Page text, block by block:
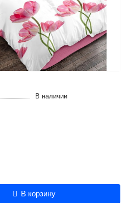
В наличии
В корзину